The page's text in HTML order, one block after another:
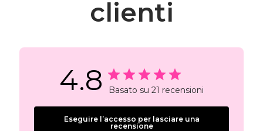
clienti
4.8 Basato su 21 recensioni
Eseguire l’accesso per lasciare una
recensione